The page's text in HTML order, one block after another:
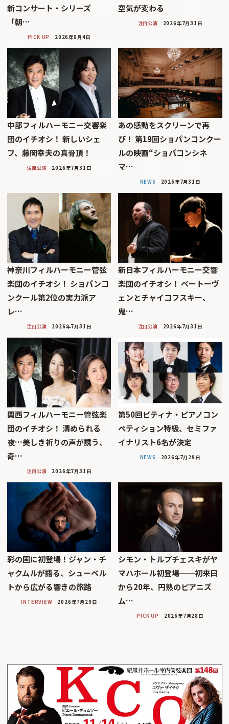
新コンサート・シリーズ
「朝…
PICK UP 2026年8月4日
空気が変わる
注目公演 2026年7月31日
中部フィルハーモニー交響楽
団のイチオシ！ 新しいシェ
フ、藤岡幸夫の真骨頂！
注目公演 2026年7月31日
あの感動をスクリーンで再
び！ 第19回ショパンコンクー
ルの映画“ショパコンシネ
マ…
NEWS 2026年7月31日
神奈川フィルハーモニー管弦
楽団のイチオシ！ ショパンコ
ンクール第2位の実力派ア
レ…
注目公演 2026年7月31日
新日本フィルハーモニー交響
楽団のイチオシ！ ベートーヴ
ェンとチャイコフスキー、
鬼…
注目公演 2026年7月31日
関西フィルハーモニー管弦楽
団のイチオシ！ 清められる
夜…美しき祈りの声が誘う、
奇…
注目公演 2026年7月31日
第50回ピティナ・ピアノコン
ペティション特級、セミファ
イナリスト6名が決定
NEWS 2026年7月29日
彩の国に初登場！ジャン・チ
ャクムルが語る、シューベル
トから広がる響きの旅路
INTERVIEW 2026年7月29日
シモン・トルプチェスキがヤ
マハホール初登場──初来日
から20年、円熟のピアニズ
ム…
PICK UP 2026年7月28日